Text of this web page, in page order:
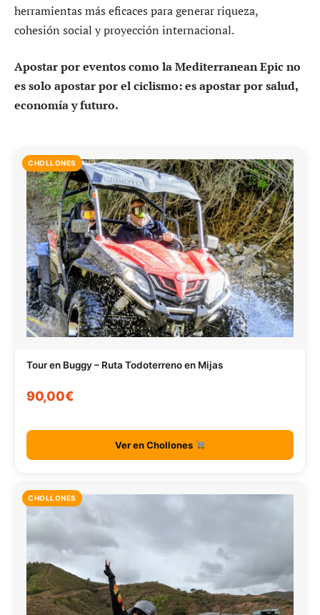
herramientas más eficaces para generar riqueza,
cohesión social y proyección internacional.
Apostar por eventos como la Mediterranean Epic no
es solo apostar por el ciclismo: es apostar por salud,
economía y futuro.
CHOLLONES
Tour en Buggy – Ruta Todoterreno en Mijas
90,00€
Ver en Chollones
CHOLLONES